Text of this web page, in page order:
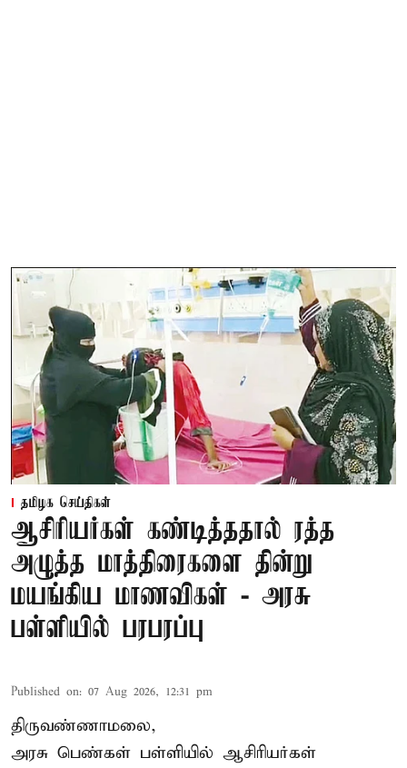
தமிழக செய்திகள்
ஆசிரியர்கள் கண்டித்ததால் ரத்த
அழுத்த மாத்திரைகளை தின்று
மயங்கிய மாணவிகள் - அரசு
பள்ளியில் பரபரப்பு
Published on: 07 Aug 2026, 12:31 pm
திருவண்ணாமலை,
அரசு பெண்கள் பள்ளியில் ஆசிரியர்கள்